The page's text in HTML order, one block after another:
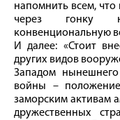
напомнить всем,
через гонку
конвенциональную
И далее: «Стоит
других видов
Западом
войны –
заморским активам
дружественных